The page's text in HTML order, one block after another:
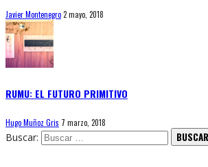
Javier Montenegro2 mayo, 2018
RUMU: EL FUTURO PRIMITIVO
Hugo Muñoz Gris 7 marzo, 2018
Buscar: